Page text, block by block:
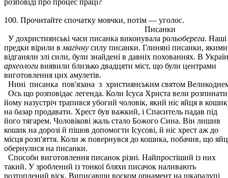
розповіді про процес праці?
100. Прочитайте спочатку мовчки, потім — уголос.
Писанки
У дохристиянські часи писанка виконувала рольоберега. Наші
предки вірили в магічну силу писанки. Глиняні писанки, якими
відганяли злі сили, були знайдені в давніх похованнях. В
археологи виявили близько двадцяти міст, що були центрами
виготовлення цих амулетів.
Нині писанка пов'язана з християнським святом
Ось що розповідає легенда. Коли Ісуса Христа вели
йому назустріч трапився убогий чоловік, який ніс яйця в
на базар продавати. Хрест був важкий, і Спаситель падав під
його тягарем. Чоловікові жаль стало Божого Сина. Він лишив
кошик на дорозі й пішов допомогти Ісусові, й ніс хрест аж до
місця розп'яття. Коли ж повернувся до кошика, побачив, що
обернулися на писанки.
Способи виготовлення писанок різні. Найпростіший із них
такий. У зроблений із тонкої бляхи писачок наливають
розтоплений віск. Виписавши воском орнамент на шкаралупі